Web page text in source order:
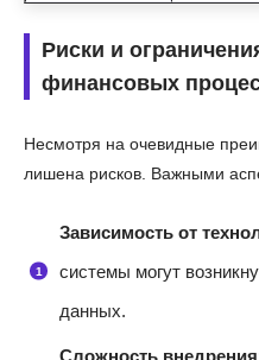
Риски и
финансовых
Несмотря на очевидные
лишена рисков. Важными
Зависимость от
системы могут
данных.
Сложность внедрения